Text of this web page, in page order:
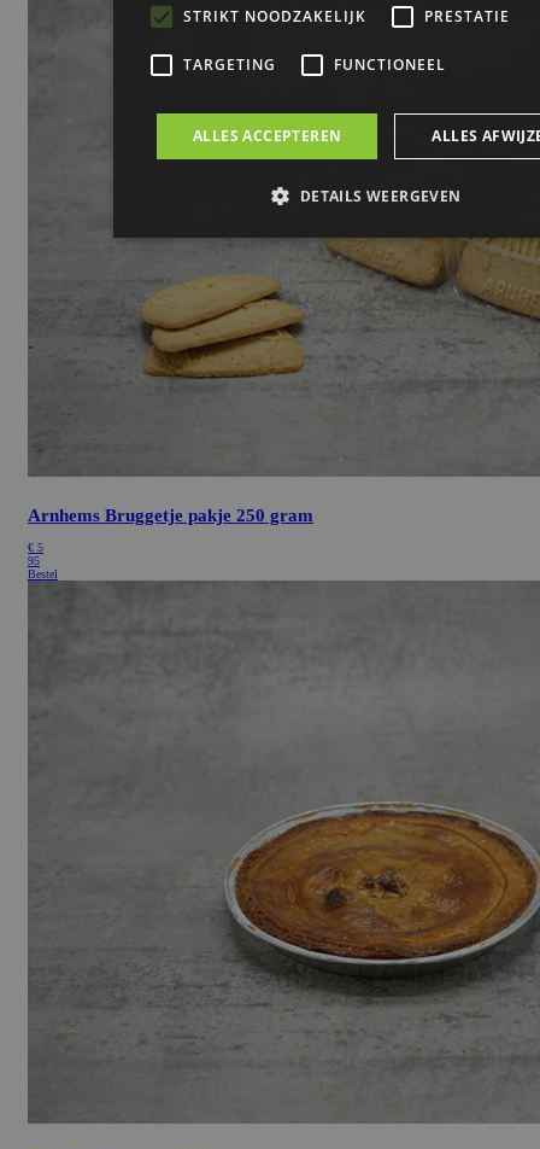
Arnhems Bruggetje pakje 250 gram
€ 5
95
Bestel